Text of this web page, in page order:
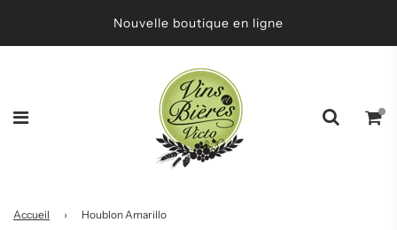
Nouvelle boutique en ligne
Accueil › Houblon Amarillo